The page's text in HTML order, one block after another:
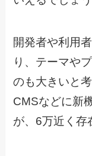
開発者や利用
り、テーマや
のも大きいと
CMSなどに新
が、6万近く存